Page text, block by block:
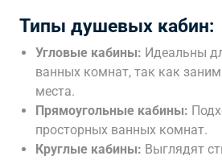
Типы душевых кабин:
Угловые кабины: Идеальны
ванных комнат, так как
места.
Прямоугольные кабины:
просторных ванных комнат.
Круглые кабины: Выглядят